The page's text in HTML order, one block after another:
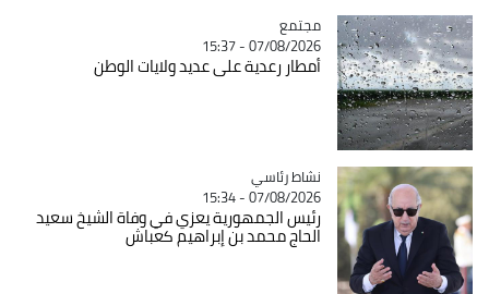
Catégorie
مجتمع
07/08/2026 - 15:37
أمطار رعدية على عديد ولايات الوطن
Catégorie
نشاط رئاسي
07/08/2026 - 15:34
رئيس الجمهورية يعزي في وفاة الشيخ سعيد
الحاج محمد بن إبراهيم كعباش